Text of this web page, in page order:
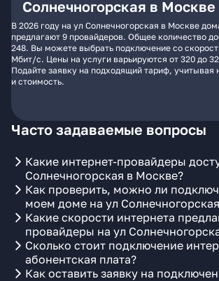
Солнечногорская в Москве
В 2026 году на ул Солнечногорская в Москве
предлагают 9 провайдеров. Общее количество
248. Вы можете выбрать подключение со
Мбит/с. Цены на услуги варьируются от 320 до
Подайте заявку на подходящий тариф, учитывая
и стоимость.
Часто задаваемые вопросы
Какие интернет-провайдеры
Солнечногорская в Москве?
Как проверить, можно ли
моем доме на ул
Какие скорости интернета
провайдеры на ул
Сколько стоит подключение
абонентская плата?
Как оставить заявку на